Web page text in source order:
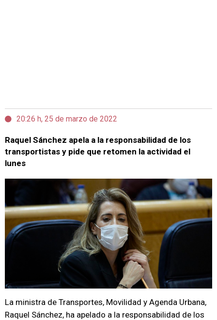
20:26 h, 25 de marzo de 2022
Raquel Sánchez apela a la responsabilidad de los
transportistas y pide que retomen la actividad el
lunes
La ministra de Transportes, Movilidad y Agenda Urbana,
Raquel Sánchez, ha apelado a la responsabilidad de los